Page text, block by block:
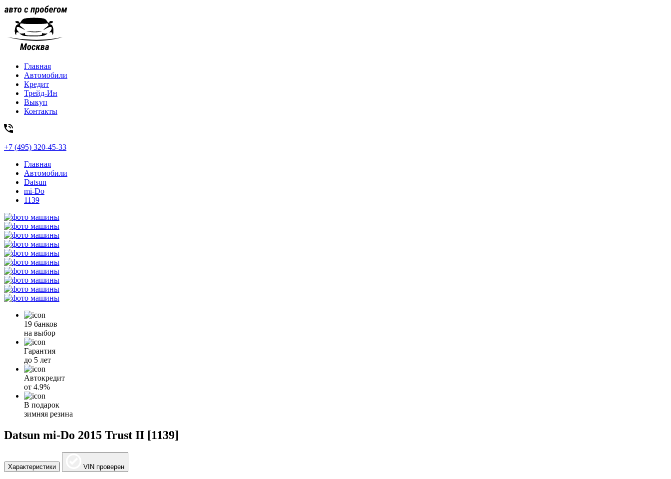
Главная
Автомобили
Кредит
Трейд-Ин
Выкуп
Контакты
+7 (495) 320-45-33
Главная
Автомобили
Datsun
mi-Do
1139
19 банков
на выбор
Гарантия
до 5 лет
Автокредит
от 4.9%
В подарок
зимняя резина
Datsun mi-Do 2015 Trust II [1139]
Характеристики VIN проверен